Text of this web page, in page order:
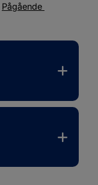
Pågående